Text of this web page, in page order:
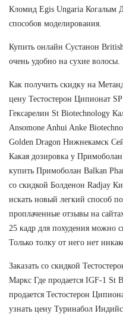
Кломид Egis Ungaria Когалым
способов моделирования.
Купить онлайн Сустанон
очень удобно на сухие волосы.
Как получить скидку на
цену Тестостерон Ципионат
Гексарелин St Biotechnology
Ansomone Anhui Anke
Golden Dragon Нижнекамск
Какая дозировка у
купить Примоболан Balkan
со скидкой Болденон Radjay
искать новый легкий способ
проплаченные отзывы на
25 кадр для похудения можно
Только толку от него нет
Заказать со скидкой
Маркс Где продается IGF-1 St
продается Тестостерон
узнать цену Туринабол